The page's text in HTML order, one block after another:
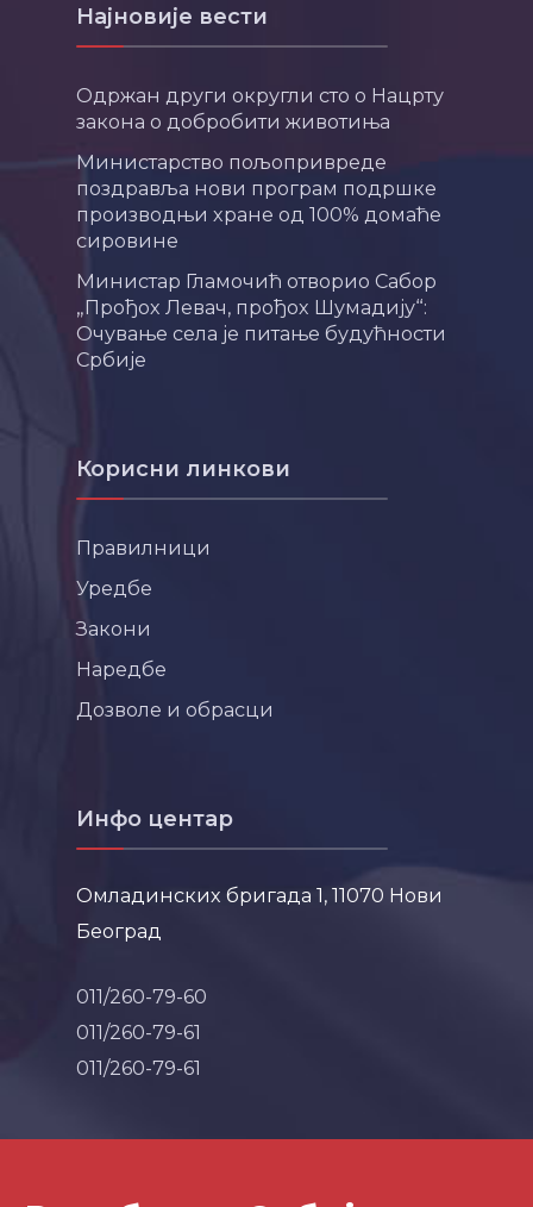
Најновије вести
Одржан други округли сто о Нацрту
закона о добробити животиња
Министарство пољопривреде
поздравља нови програм подршке
производњи хране од 100% домаће
сировине
Министар Гламочић отворио Сабор
„Прођох Левач, прођох Шумадију“:
Очување села је питање будућности
Србије
Корисни линкови
Правилници
Уредбе
Закони
Наредбе
Дозволе и обрасци
Инфо центар
Омладинских бригада 1, 11070 Нови
Београд
011/260-79-60
011/260-79-61
011/260-79-61